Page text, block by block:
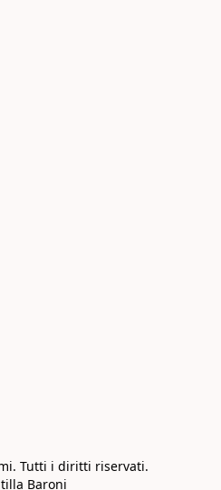
Tutti i diritti riservati.
Baroni